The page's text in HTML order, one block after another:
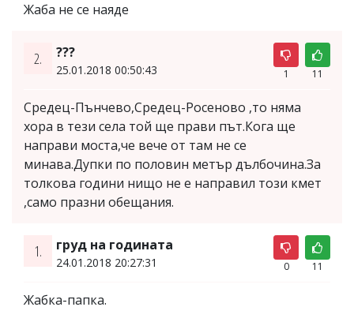
Жаба не се наяде
2. ???
25.01.2018 00:50:43 1 11
Средец-Пънчево,Средец-Росеново ,то няма
хора в тези села той ще прави път.Кога ще
направи моста,че вече от там не се
минава.Дупки по половин метър дълбочина.За
толкова години нищо не е направил този кмет
,само празни обещания.
1. груд на годината
24.01.2018 20:27:31 0 11
Жабка-папка.